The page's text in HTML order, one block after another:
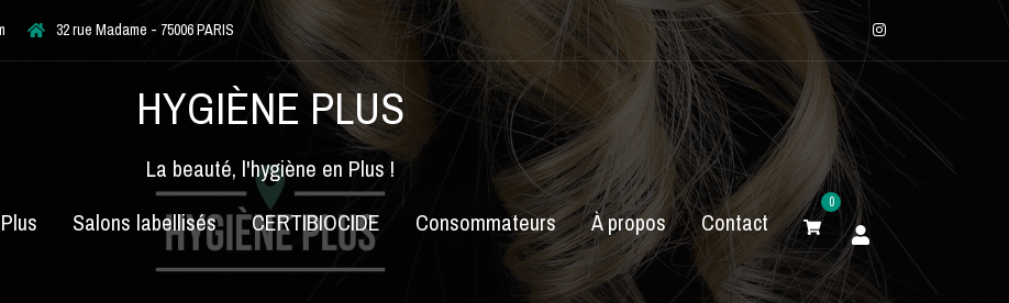
32 rue Madame - 75006 PARIS Instagram
HYGIÈNE PLUS
La beauté, l'hygiène en Plus !
Salons labellisés CERTIBIOCIDE Consommateurs À propos Contact
0